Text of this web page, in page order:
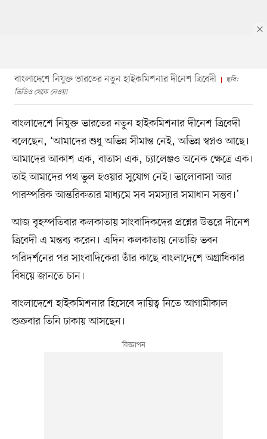
বাংলাদেশে নিযুক্ত ভারতের নতুন হাইকমিশনার দীনেশ ত্রিবেদী
ছবি:
ভিডিও থেকে নেওয়া
বাংলাদেশে নিযুক্ত ভারতের নতুন হাইকমিশনার দীনেশ ত্রিবেদী
বলেছেন, ‘আমাদের শুধু অভিন্ন সীমান্ত নেই, অভিন্ন স্বপ্নও আছে।
আমাদের আকাশ এক, বাতাস এক, চ্যালেঞ্জও অনেক ক্ষেত্রে এক।
তাই আমাদের পথ ভুল হওয়ার সুযোগ নেই। ভালোবাসা আর
পারস্পরিক আন্তরিকতার মাধ্যমে সব সমস্যার সমাধান সম্ভব।’
আজ বৃহস্পতিবার কলকাতায় সাংবাদিকদের প্রশ্নের উত্তরে দীনেশ
ত্রিবেদী এ মন্তব্য করেন। এদিন কলকাতায় নেতাজি ভবন
পরিদর্শনের পর সাংবাদিকেরা তাঁর কাছে বাংলাদেশে অগ্রাধিকার
বিষয়ে জানতে চান।
বাংলাদেশে হাইকমিশনার হিসেবে দায়িত্ব নিতে আগামীকাল
শুক্রবার তিনি ঢাকায় আসছেন।